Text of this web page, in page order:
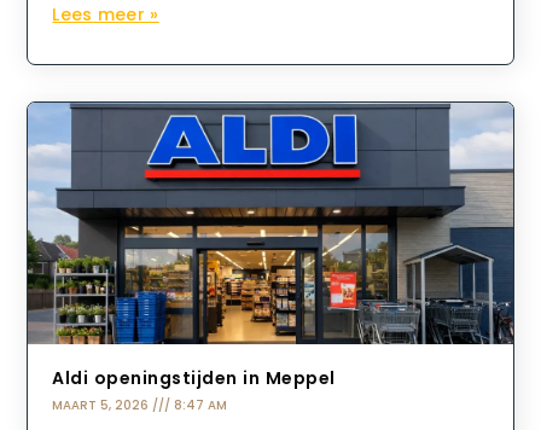
Lees meer »
Aldi openingstijden in Meppel
MAART 5, 2026 8:47 AM